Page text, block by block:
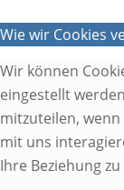
Wie wir Cookies
Wir können
eingestellt
mitzuteilen, wenn
mit uns
Ihre Beziehung